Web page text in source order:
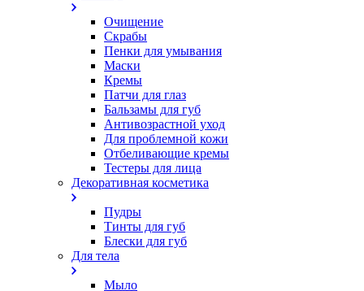
Очищение
Скрабы
Пенки для умывания
Маски
Кремы
Патчи для глаз
Бальзамы для губ
Антивозрастной уход
Для проблемной кожи
Oтбеливающие кремы
Тестеры для лица
Декоративная косметика
Пудры
Тинты для губ
Блески для губ
Для тела
Мыло